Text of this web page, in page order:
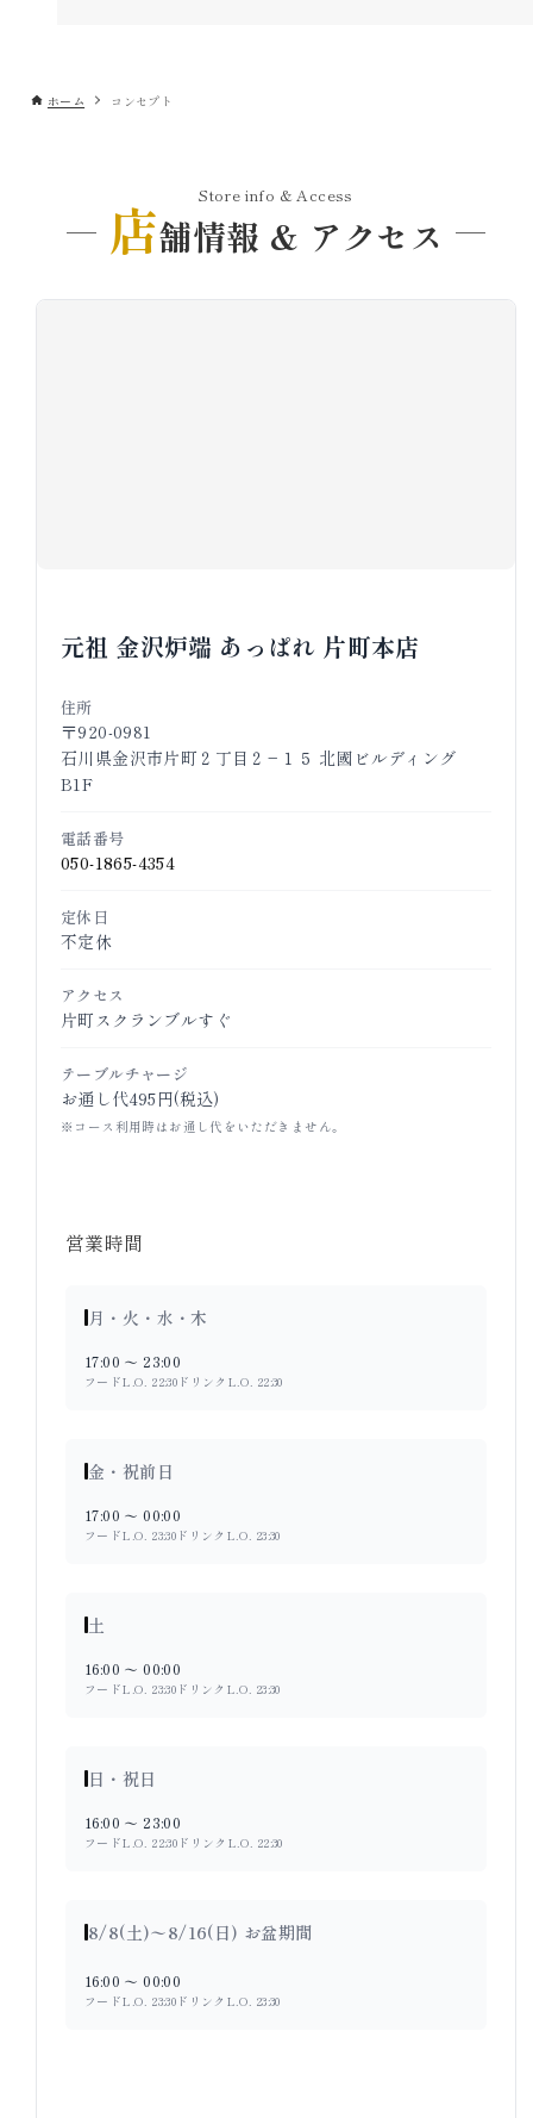
ホーム コンセプト
Store info & Access
店舗情報 & アクセス
元祖 金沢炉端 あっぱれ 片町本店
住所
〒920-0981
石川県金沢市片町２丁目２−１５ 北國ビルディング
B1F
電話番号
050-1865-4354
定休日
不定休
アクセス
片町スクランブルすぐ
テーブルチャージ
お通し代495円(税込)
※コース利用時はお通し代をいただきません。
営業時間
月・火・水・木
17:00 〜 23:00
フードL.O. 22:30 ドリンクL.O. 22:30
金・祝前日
17:00 〜 00:00
フードL.O. 23:30 ドリンクL.O. 23:30
土
16:00 〜 00:00
フードL.O. 23:30 ドリンクL.O. 23:30
日・祝日
16:00 〜 23:00
フードL.O. 22:30 ドリンクL.O. 22:30
8/8(土)〜8/16(日) お盆期間
16:00 〜 00:00
フードL.O. 23:30 ドリンクL.O. 23:30